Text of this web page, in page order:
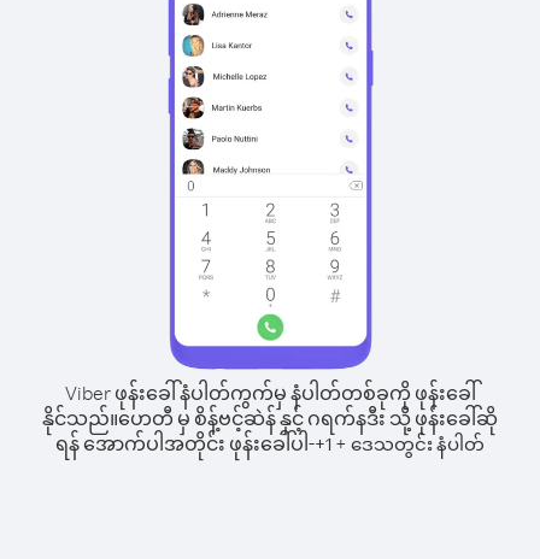
Viber ဖုန်းခေါ်နံပါတ်ကွက်မှ နံပါတ်တစ်ခုကို ဖုန်းခေါ်
နိုင်သည်။ဟေတီ မှ စိန့်ဗင့်ဆဲန် နှင့် ဂရက်နဒီး သို့ ဖုန်းခေါ်ဆို
ရန် အောက်ပါအတိုင်း ဖုန်းခေါ်ပါ-+1 + ဒေသတွင်း နံပါတ်